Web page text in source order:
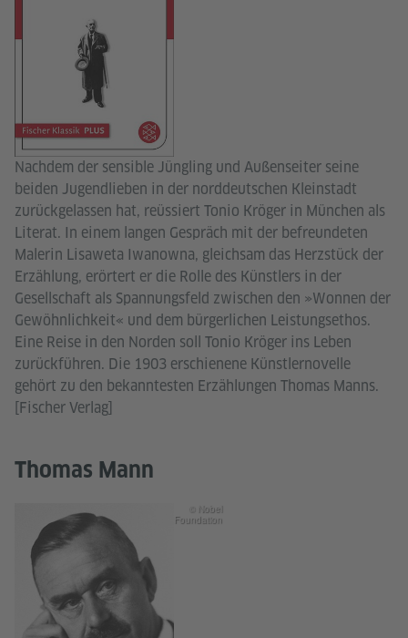
Nachdem der sensible Jüngling und Außenseiter seine
beiden Jugendlieben in der norddeutschen Kleinstadt
zurückgelassen hat, reüssiert Tonio Kröger in München als
Literat. In einem langen Gespräch mit der befreundeten
Malerin Lisaweta Iwanowna, gleichsam das Herzstück der
Erzählung, erörtert er die Rolle des Künstlers in der
Gesellschaft als Spannungsfeld zwischen den »Wonnen der
Gewöhnlichkeit« und dem bürgerlichen Leistungsethos.
Eine Reise in den Norden soll Tonio Kröger ins Leben
zurückführen. Die 1903 erschienene Künstlernovelle
gehört zu den bekanntesten Erzählungen Thomas Manns.
[Fischer Verlag]
Thomas Mann
© Nobel
Foundation